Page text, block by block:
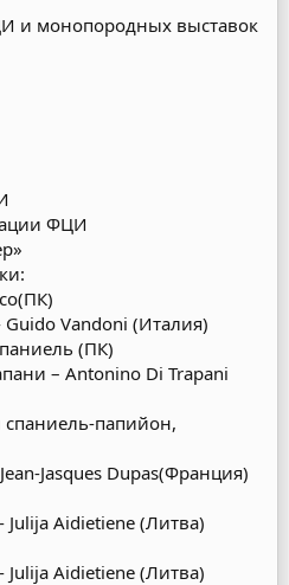
и монопородных выставок
ФЦИ
Vandoni (Италия)
(ПК)
– Antonino Di Trapani
папийон,
Jasques Dupas(Франция)
Aidietiene (Литва)
Aidietiene (Литва)